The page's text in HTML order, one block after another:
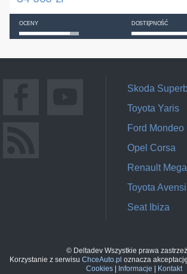
OCENY DOSTĘPNOŚĆ
Skoda
Toyota Yaris
Ford Mondeo
Opel Corsa
Renault
Toyota
Seat Ibiza
© Deltadev Wszystkie prawa
Korzystanie z serwisu ChceAuto.pl oznacza akceptację
Cookies| Informacje Kontakt